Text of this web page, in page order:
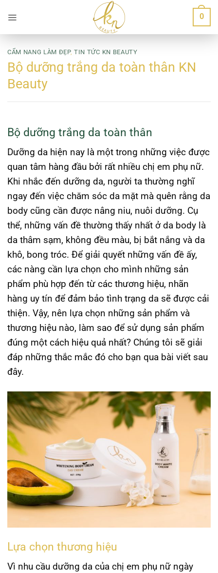
qua
nội
dung
0
CẨM NANG LÀM ĐẸP,TIN TỨC KN BEAUTY
Bộ dưỡng trắng da toàn thân KN
Beauty
Bộ dưỡng trắng da toàn thân
Dưỡng da hiện nay là một trong những việc được
quan tâm hàng đầu bởi rất nhiều chị em phụ nữ.
Khi nhắc đến dưỡng da, người ta thường nghĩ
ngay đến việc chăm sóc da mặt mà quên rằng da
body cũng cần được nâng niu, nuôi dưỡng. Cụ
thể, những vấn đề thường thấy nhất ở da body là
da thâm sạm, không đều màu, bị bắt nắng và da
khô, bong tróc. Để giải quyết những vấn đề ấy,
các nàng cần lựa chọn cho mình những sản
phẩm phù hợp đến từ các thương hiệu, nhãn
hàng uy tín để đảm bảo tình trạng da sẽ được cải
thiện. Vậy, nên lựa chọn những sản phẩm và
thương hiệu nào, làm sao để sử dụng sản phẩm
đúng một cách hiệu quả nhất? Chúng tôi sẽ giải
đáp những thắc mắc đó cho bạn qua bài viết sau
đây.
Lựa chọn thương hiệu
Vì nhu cầu dưỡng da của chị em phụ nữ ngày